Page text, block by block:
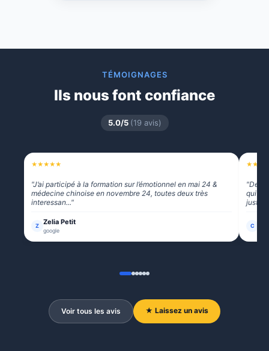
TÉMOIGNAGES
Ils nous font confiance
5.0/5 (19 avis)
★★★★★
"J’ai participé à la formation sur l’émotionnel en mai 24 &
médecine chinoise en novembre 24, toutes deux très
interessan..."
Z Zelia Petit
google
★★
"Des
qui
juste
C
Voir tous les avis ★ Laissez un avis